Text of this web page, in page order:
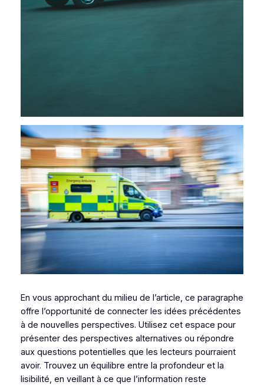
En vous approchant du milieu de l’article, ce paragraphe
offre l’opportunité de connecter les idées précédentes
à de nouvelles perspectives. Utilisez cet espace pour
présenter des perspectives alternatives ou répondre
aux questions potentielles que les lecteurs pourraient
avoir. Trouvez un équilibre entre la profondeur et la
lisibilité, en veillant à ce que l’information reste